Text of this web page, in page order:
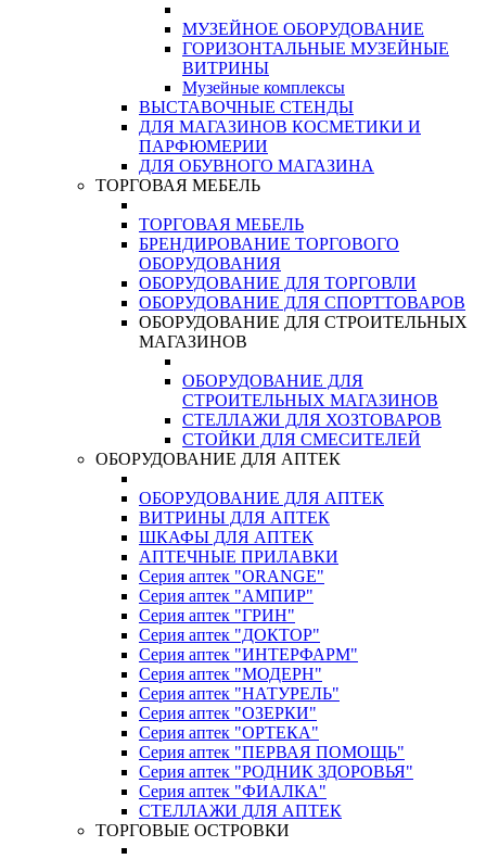
МУЗЕЙНОЕ ОБОРУДОВАНИЕ
ГОРИЗОНТАЛЬНЫЕ МУЗЕЙНЫЕ
ВИТРИНЫ
Музейные комплексы
ВЫСТАВОЧНЫЕ СТЕНДЫ
ДЛЯ МАГАЗИНОВ КОСМЕТИКИ И
ПАРФЮМЕРИИ
ДЛЯ ОБУВНОГО МАГАЗИНА
ТОРГОВАЯ МЕБЕЛЬ
ТОРГОВАЯ МЕБЕЛЬ
БРЕНДИРОВАНИЕ ТОРГОВОГО
ОБОРУДОВАНИЯ
ОБОРУДОВАНИЕ ДЛЯ ТОРГОВЛИ
ОБОРУДОВАНИЕ ДЛЯ СПОРТТОВАРОВ
ОБОРУДОВАНИЕ ДЛЯ СТРОИТЕЛЬНЫХ
МАГАЗИНОВ
ОБОРУДОВАНИЕ ДЛЯ
СТРОИТЕЛЬНЫХ МАГАЗИНОВ
СТЕЛЛАЖИ ДЛЯ ХОЗТОВАРОВ
СТОЙКИ ДЛЯ СМЕСИТЕЛЕЙ
ОБОРУДОВАНИЕ ДЛЯ АПТЕК
ОБОРУДОВАНИЕ ДЛЯ АПТЕК
ВИТРИНЫ ДЛЯ АПТЕК
ШКАФЫ ДЛЯ АПТЕК
АПТЕЧНЫЕ ПРИЛАВКИ
Серия аптек "ORANGE"
Серия аптек "АМПИР"
Серия аптек "ГРИН"
Серия аптек "ДОКТОР"
Серия аптек "ИНТЕРФАРМ"
Серия аптек "МОДЕРН"
Серия аптек "НАТУРЕЛЬ"
Серия аптек "ОЗЕРКИ"
Серия аптек "ОРТЕКА"
Серия аптек "ПЕРВАЯ ПОМОЩЬ"
Серия аптек "РОДНИК ЗДОРОВЬЯ"
Серия аптек "ФИАЛКА"
СТЕЛЛАЖИ ДЛЯ АПТЕК
ТОРГОВЫЕ ОСТРОВКИ